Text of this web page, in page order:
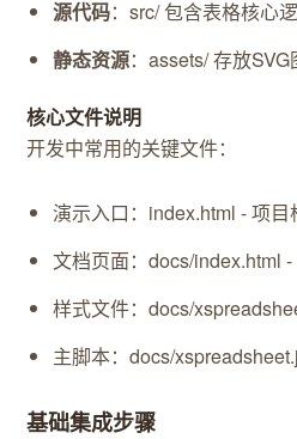
源代码：src/ 包含表格核心
静态资源：assets/ 存放
核心文件说明
开发中常用的关键文件：
演示入口：index.html - 项
文档页面：docs/index.html
样式文件：docs/
主脚本：docs/
基础集成步骤